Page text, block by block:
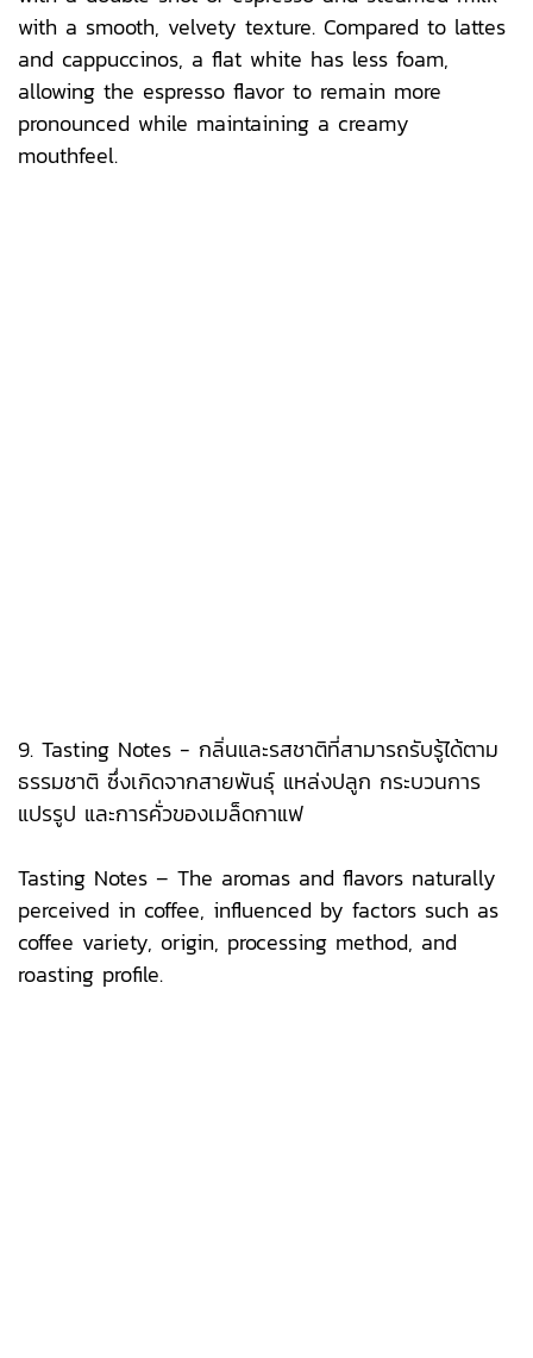
with a smooth, velvety texture. Compared to lattes
and cappuccinos, a flat white has less foam,
allowing the espresso flavor to remain more
pronounced while maintaining a creamy
mouthfeel.
9. Tasting Notes - กลิ่นและรสชาติที่สามารถรับรู้ได้ตาม
ธรรมชาติ ซึ่งเกิดจากสายพันธุ์ แหล่งปลูก กระบวนการ
แปรรูป และการคั่วของเมล็ดกาแฟ
Tasting Notes – The aromas and flavors naturally
perceived in coffee, influenced by factors such as
coffee variety, origin, processing method, and
roasting profile.